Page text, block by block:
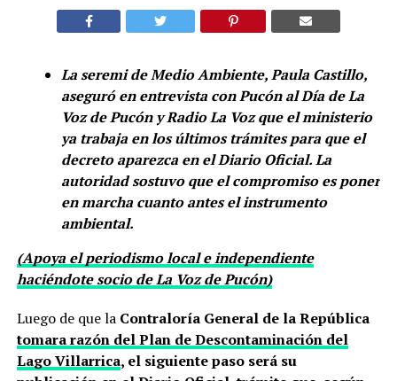
La seremi de Medio Ambiente, Paula Castillo,
aseguró en entrevista con Pucón al Día de La
Voz de Pucón y Radio La Voz que el ministerio
ya trabaja en los últimos trámites para que el
decreto aparezca en el Diario Oficial. La
autoridad sostuvo que el compromiso es poner
en marcha cuanto antes el instrumento
ambiental.
(Apoya el periodismo local e independiente
haciéndote socio de La Voz de Pucón)
Luego de que la Contraloría General de la República
tomara razón del Plan de Descontaminación del
Lago Villarrica, el siguiente paso será su